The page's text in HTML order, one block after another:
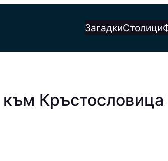
ЗагадкиСтолици
към